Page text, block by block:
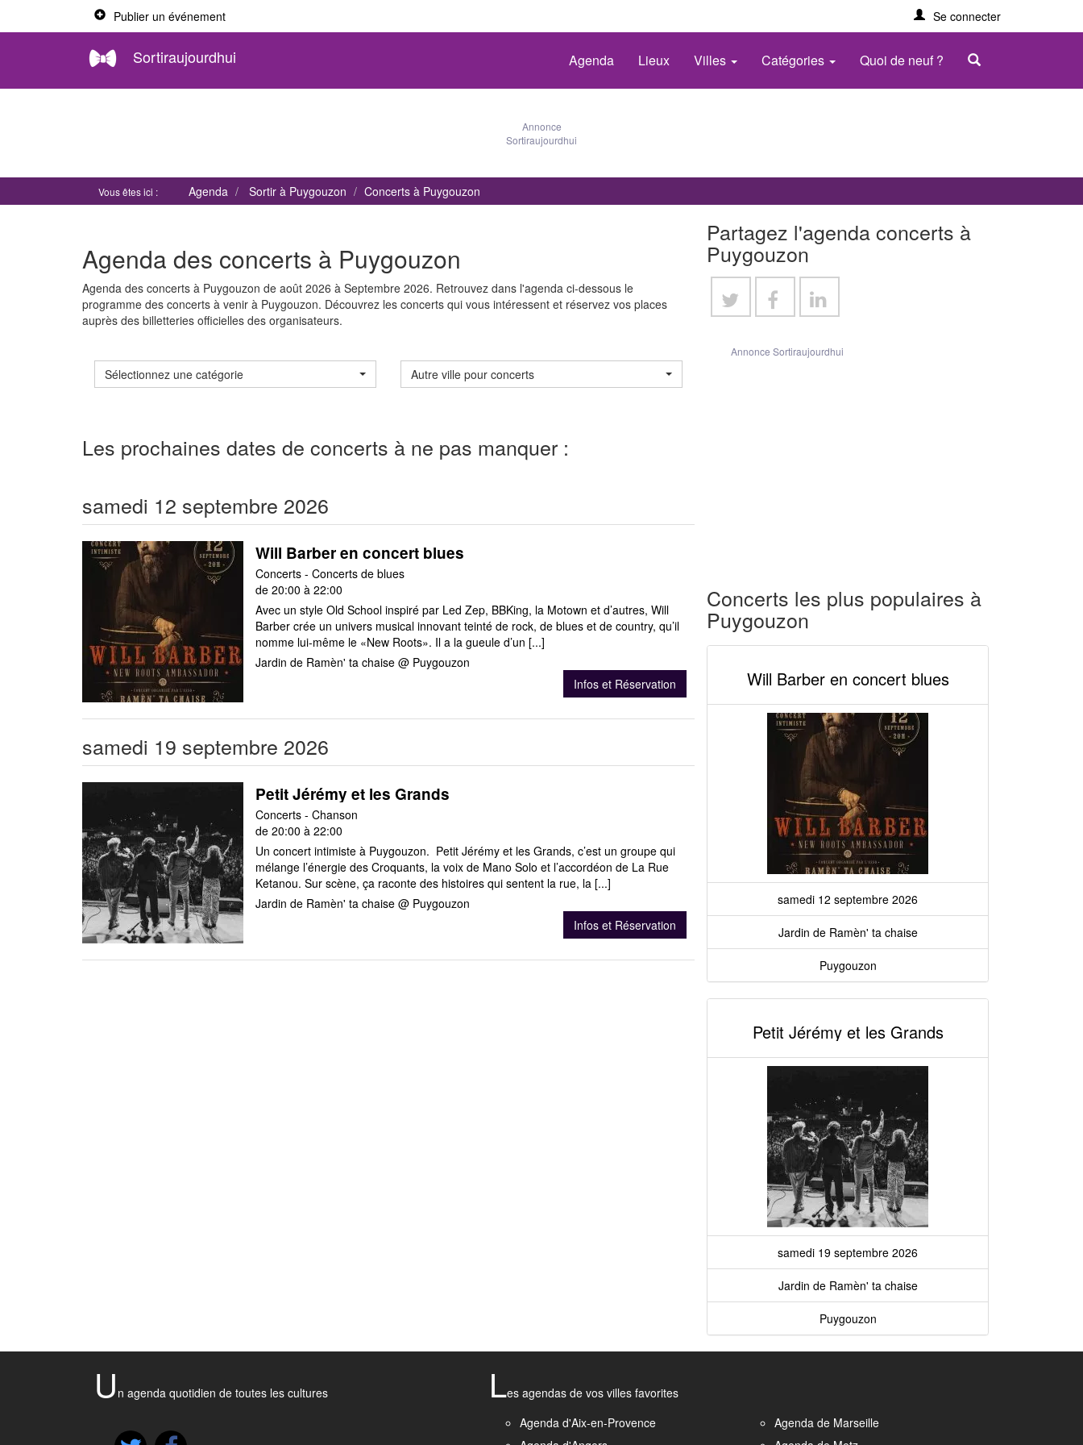
Publier un événement Se connecter
Sortiraujourdhui Agenda Lieux Villes Catégories Quoi de neuf ?
Annonce
Sortiraujourdhui
Vous êtes ici : Agenda Sortir à Puygouzon Concerts à Puygouzon
Agenda des concerts à Puygouzon
Agenda des concerts à Puygouzon de août 2026 à Septembre 2026. Retrouvez dans l'agenda ci-dessous le
programme des concerts à venir à Puygouzon. Découvrez les concerts qui vous intéressent et réservez vos places
auprès des billetteries officielles des organisateurs.
Sélectionnez une catégorie Autre ville pour concerts
Les prochaines dates de concerts à ne pas manquer :
samedi 12 septembre 2026
Will Barber en concert blues
Concerts - Concerts de blues
de 20:00 à 22:00
Avec un style Old School inspiré par Led Zep, BBKing, la Motown et d’autres, Will
Barber crée un univers musical innovant teinté de rock, de blues et de country, qu’il
nomme lui-même le «New Roots». Il a la gueule d’un [...]
Jardin de Ramèn' ta chaise @ Puygouzon
Infos et Réservation
samedi 19 septembre 2026
Petit Jérémy et les Grands
Concerts - Chanson
de 20:00 à 22:00
Un concert intimiste à Puygouzon. Petit Jérémy et les Grands, c’est un groupe qui
mélange l’énergie des Croquants, la voix de Mano Solo et l’accordéon de La Rue
Ketanou. Sur scène, ça raconte des histoires qui sentent la rue, la [...]
Jardin de Ramèn' ta chaise @ Puygouzon
Infos et Réservation
Partagez l'agenda concerts à
Puygouzon
Annonce Sortiraujourdhui
Concerts les plus populaires à
Puygouzon
Will Barber en concert blues
samedi 12 septembre 2026
Jardin de Ramèn' ta chaise
Puygouzon
Petit Jérémy et les Grands
samedi 19 septembre 2026
Jardin de Ramèn' ta chaise
Puygouzon
U n agenda quotidien de toutes les cultures Les agendas de vos villes favorites
Agenda d'Aix-en-Provence
Agenda de Marseille